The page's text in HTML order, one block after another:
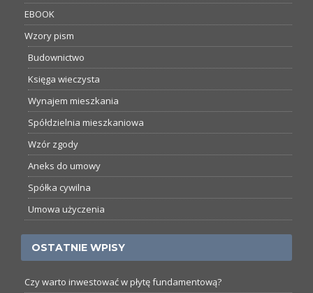
EBOOK
Wzory pism
Budownictwo
Księga wieczysta
Wynajem mieszkania
Spółdzielnia mieszkaniowa
Wzór zgody
Aneks do umowy
Spółka cywilna
Umowa użyczenia
OSTATNIE WPISY
Czy warto inwestować w płytę fundamentową?